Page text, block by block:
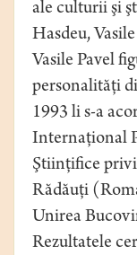
ale culturii şi
Hasdeu,
Vasile Pavel
personalităţi
1993 li s-a
Internaţional
Ştiinţifice
Rădăuţi
Unirea
Rezultatele